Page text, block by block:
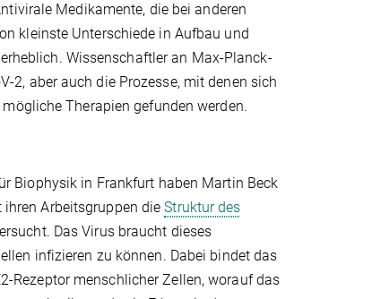
Medikamente, die bei anderen
kleinste Unterschiede in Aufbau und
Wissenschaftler an Max-Planck-
2, aber auch die Prozesse, mit denen sich
Therapien gefunden werden.
Biophysik in Frankfurt haben Martin Beck
ihren Arbeitsgruppen dieStruktur des
Das Virus braucht dieses
infizieren zu können. Dabei bindet das
Rezeptor menschlicher Zellen, worauf das